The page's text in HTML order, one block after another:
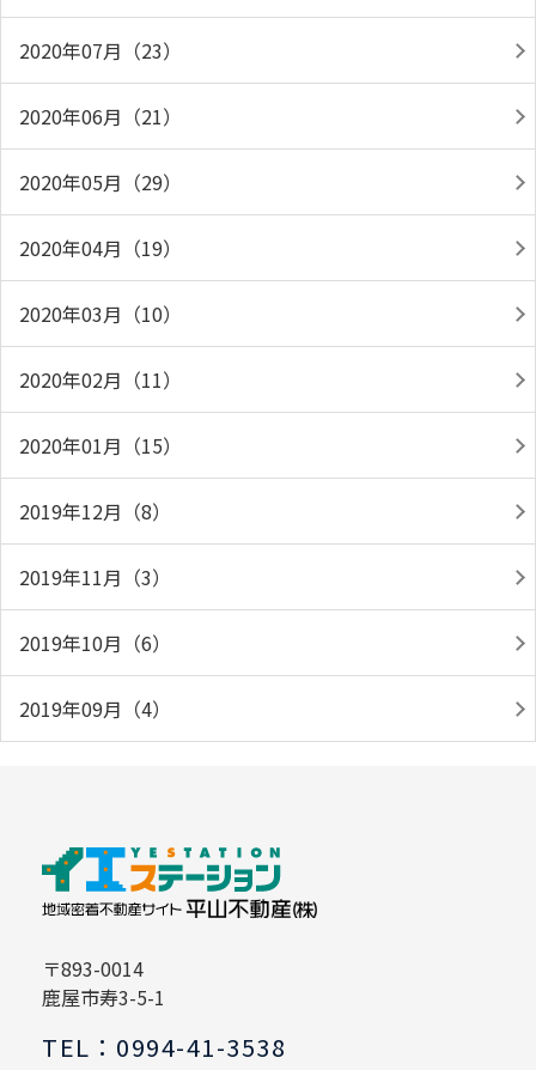
2020年07月（23）
2020年06月（21）
2020年05月（29）
2020年04月（19）
2020年03月（10）
2020年02月（11）
2020年01月（15）
2019年12月（8）
2019年11月（3）
2019年10月（6）
2019年09月（4）
〒893-0014
鹿屋市寿3-5-1
TEL：0994-41-3538